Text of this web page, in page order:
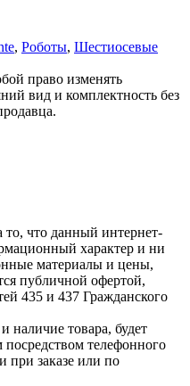
, Роботы, Шестиосевые
право изменять
вид и комплектность без
что данный интернет-
характер и ни
материалы и цены,
публичной офертой,
435 и 437 Гражданского
наличие товара, будет
телефонного
при заказе или по